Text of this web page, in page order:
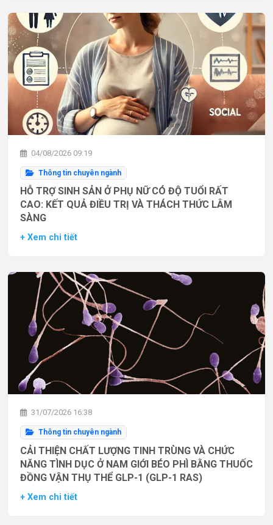
04/08/2026 09:19
Thông tin chuyên ngành
HỖ TRỢ SINH SẢN Ở PHỤ NỮ CÓ ĐỘ TUỔI RẤT
CAO: KẾT QUẢ ĐIỀU TRỊ VÀ THÁCH THỨC LÂM
SÀNG
+ Xem chi tiết
31/07/2026 16:38
Thông tin chuyên ngành
CẢI THIỆN CHẤT LƯỢNG TINH TRÙNG VÀ CHỨC
NĂNG TÌNH DỤC Ở NAM GIỚI BÉO PHÌ BẰNG THUỐC
ĐỒNG VẬN THỤ THỂ GLP-1 (GLP-1 RAS)
+ Xem chi tiết